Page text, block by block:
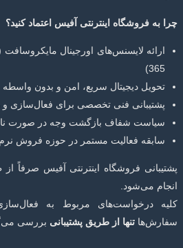
چرا به فروشگاه اینترنتی آفیس اعتماد کنید؟
365)
تحویل دیجیتال سریع، امن و بدون واسطه
پشتیبانی فنی تخصصی برای فعال‌سازی
سیاست شفاف بازگشت وجه در صورت
سابقه فعالیت مستمر در حوزه فروش
پشتیبانی فروشگاه اینترنتی آفیس صرفاً
انجام می‌شود.
کلیه درخواست‌های مربوط به
سفارش‌ها تنها از طریق پشتیبانی بررسی